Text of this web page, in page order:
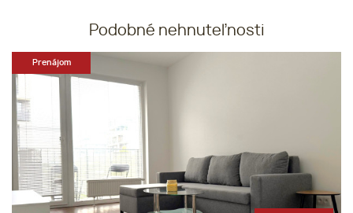
Podobné nehnuteľnosti
Prenájom